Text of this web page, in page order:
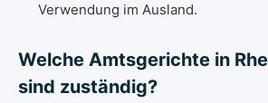
Verwendung im Ausland.
Welche Amtsgerichte in
sind zuständig?